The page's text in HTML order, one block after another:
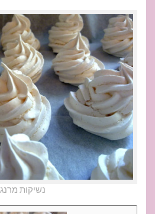
נשיקות מרנג